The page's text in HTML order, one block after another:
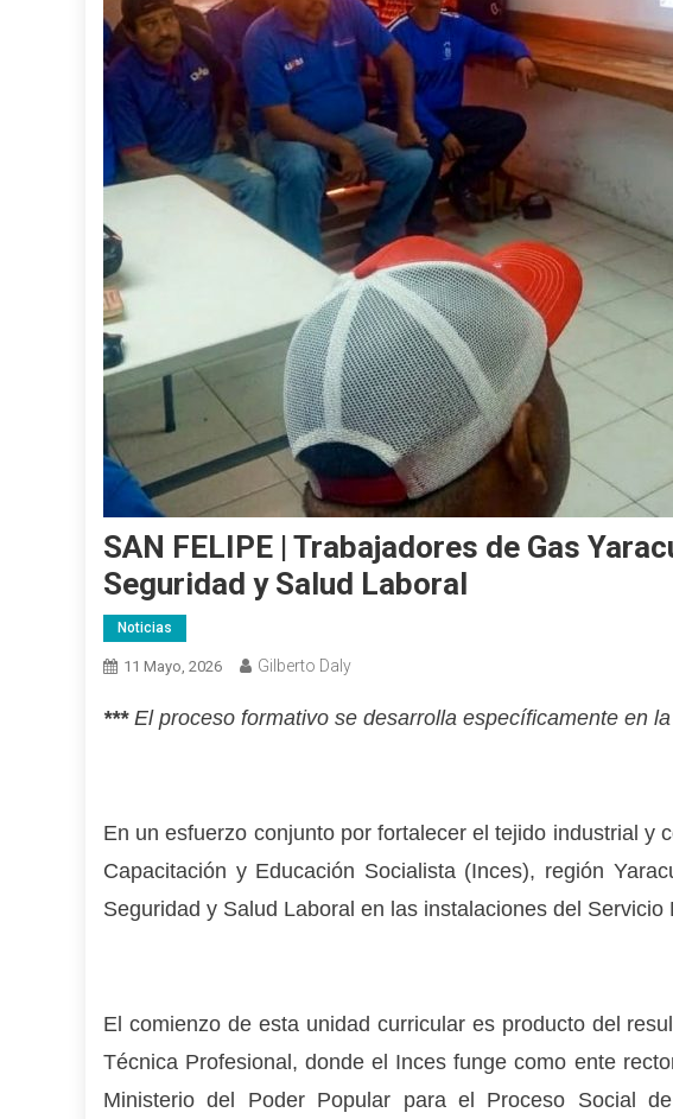
SAN FELIPE | Trabajadores de Gas
Seguridad y Salud Laboral
Noticias
11 Mayo, 2026 Gilberto Daly
***El proceso formativo se desarrolla específicamente en
En un esfuerzo conjunto por fortalecer el tejido industrial y
Capacitación y Educación Socialista (Inces), región
Seguridad y Salud Laboral en las instalaciones del Servicio
El comienzo de esta unidad curricular es producto del
Técnica Profesional, donde el Inces funge como ente
Ministerio del Poder Popular para el Proceso Social